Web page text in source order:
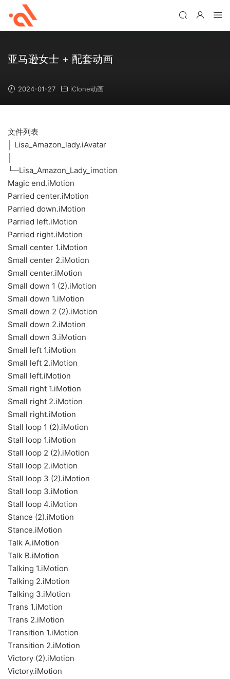
亚马逊女士 + 配套动画
2024-01-27 iClone动画
文件列表
│ Lisa_Amazon_lady.iAvatar
└─Lisa_Amazon_Lady_imotion
Magic end.iMotion
Parried center.iMotion
Parried down.iMotion
Parried left.iMotion
Parried right.iMotion
Small center 1.iMotion
Small center 2.iMotion
Small center.iMotion
Small down 1 (2).iMotion
Small down 1.iMotion
Small down 2 (2).iMotion
Small down 2.iMotion
Small down 3.iMotion
Small left 1.iMotion
Small left 2.iMotion
Small left.iMotion
Small right 1.iMotion
Small right 2.iMotion
Small right.iMotion
Stall loop 1 (2).iMotion
Stall loop 1.iMotion
Stall loop 2 (2).iMotion
Stall loop 2.iMotion
Stall loop 3 (2).iMotion
Stall loop 3.iMotion
Stall loop 4.iMotion
Stance (2).iMotion
Stance.iMotion
Talk A.iMotion
Talk B.iMotion
Talking 1.iMotion
Talking 2.iMotion
Talking 3.iMotion
Trans 1.iMotion
Trans 2.iMotion
Transition 1.iMotion
Transition 2.iMotion
Victory (2).iMotion
Victory.iMotion